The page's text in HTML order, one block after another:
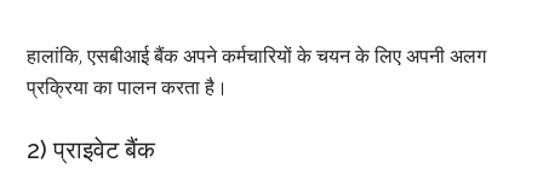
हालांकि, एसबीआई बैंक अपने कर्मचारियों के चयन के लिए अपनी अलग
प्रक्रिया का पालन करता है।
2) प्राइवेट बैंक